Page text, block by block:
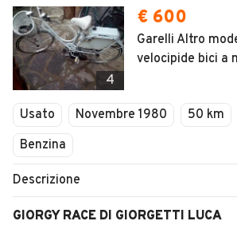
4
€ 600
Garelli Altro
velocipide bici a
Usato Novembre 1980 50 km
Benzina
Descrizione
GIORGY RACE DI GIORGETTI LUCA